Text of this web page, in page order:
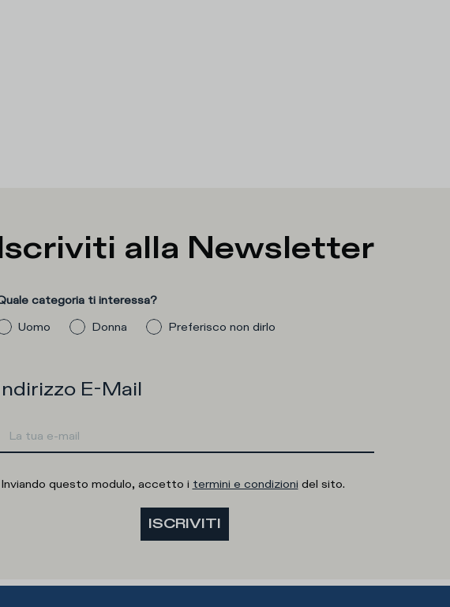
alla Newsletter
categoria ti interessa?
Uomo
Donna Preferisco non dirlo
E-Mail
Inviando questo modulo, accetto i termini e condizioni del sito.
ISCRIVITI